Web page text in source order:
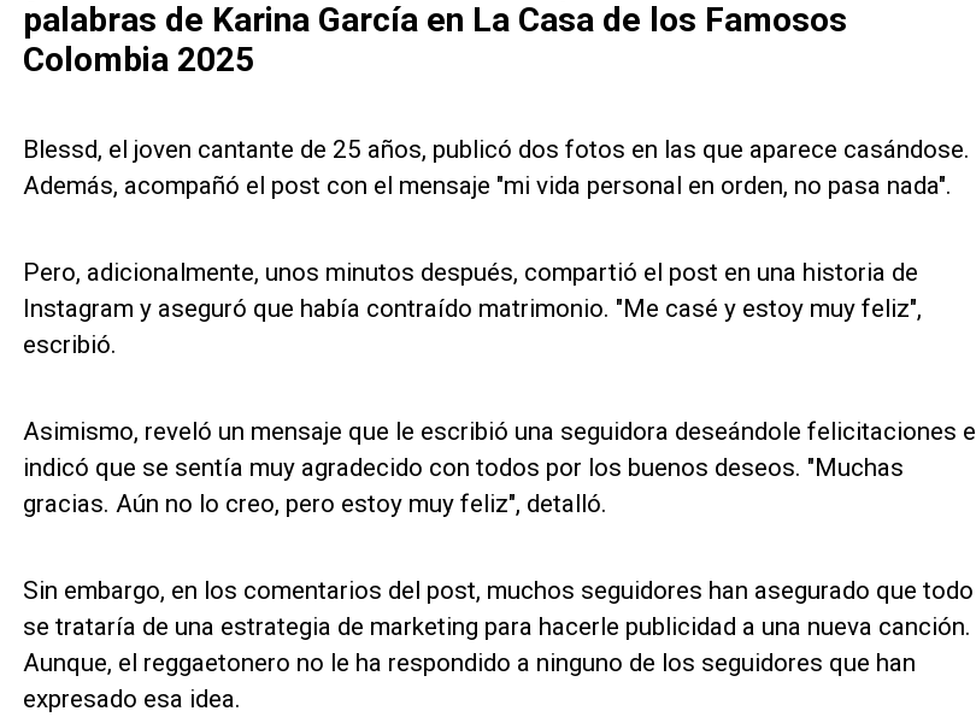
palabras de Karina García en La Casa de los Famosos
Colombia 2025
Blessd, el joven cantante de 25 años, publicó dos fotos en las que aparece casándose.
Además, acompañó el post con el mensaje "mi vida personal en orden, no pasa nada".
Pero, adicionalmente, unos minutos después, compartió el post en una historia de
Instagram y aseguró que había contraído matrimonio. "Me casé y estoy muy feliz",
escribió.
Asimismo, reveló un mensaje que le escribió una seguidora deseándole felicitaciones e
indicó que se sentía muy agradecido con todos por los buenos deseos. "Muchas
gracias. Aún no lo creo, pero estoy muy feliz", detalló.
Sin embargo, en los comentarios del post, muchos seguidores han asegurado que todo
se trataría de una estrategia de marketing para hacerle publicidad a una nueva canción.
Aunque, el reggaetonero no le ha respondido a ninguno de los seguidores que han
expresado esa idea.